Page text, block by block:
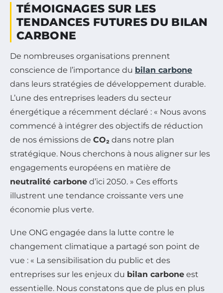
TÉMOIGNAGES SUR LES
TENDANCES FUTURES DU BILAN
CARBONE
De nombreuses organisations prennent
conscience de l’importance du bilan carbone
dans leurs stratégies de développement durable.
L’une des entreprises leaders du secteur
énergétique a récemment déclaré : « Nous avons
commencé à intégrer des objectifs de réduction
de nos émissions de CO₂ dans notre plan
stratégique. Nous cherchons à nous aligner sur les
engagements européens en matière de
neutralité carbone d’ici 2050. » Ces efforts
illustrent une tendance croissante vers une
économie plus verte.
Une ONG engagée dans la lutte contre le
changement climatique a partagé son point de
vue : « La sensibilisation du public et des
entreprises sur les enjeux du bilan carbone est
essentielle. Nous constatons que de plus en plus